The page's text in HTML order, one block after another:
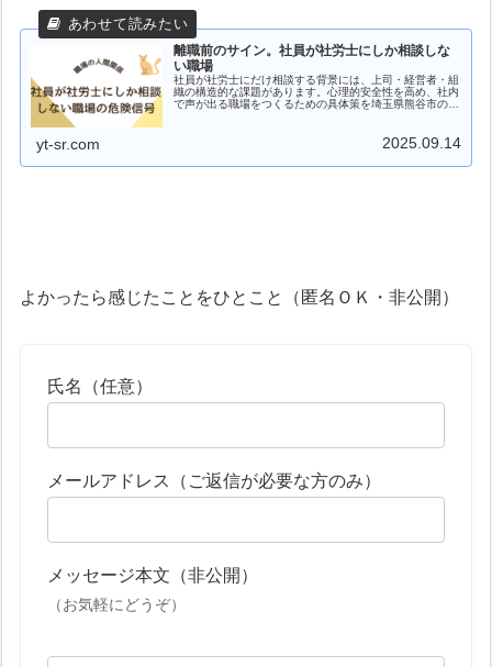
離職前のサイン。社員が社労士にしか相談しな
い職場
社員が社労士にだけ相談する背景には、上司・経営者・組
織の構造的な課題があります。心理的安全性を高め、社内
で声が出る職場をつくるための具体策を埼玉県熊谷市の社
yt-sr.com 2025.09.14
よかったら感じたことをひとこと（匿名ＯＫ・非公開）
氏名（任意）
メールアドレス（ご返信が必要な方のみ）
メッセージ本文（非公開）
（お気軽にどうぞ）